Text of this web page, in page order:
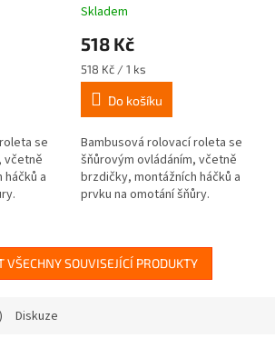
se
včetně
a
Skladem
518 Kč
Měrná
cena:
518 Kč / 1 ks
Do košíku
Bambusová rolovací roleta se
šňůrovým ovládáním, včetně
brzdičky, montážních háčků a
prvku na omotání šňůry.
VŠECHNY SOUVISEJÍCÍ PRODUKTY
Diskuze